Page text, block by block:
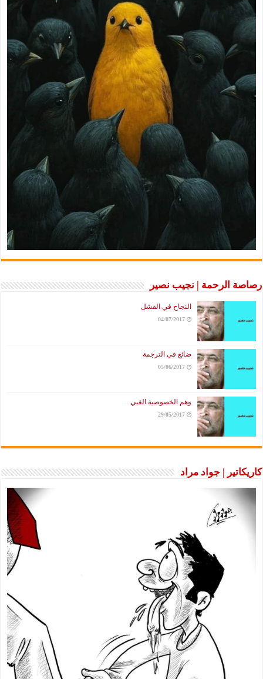
رصاصة الرحمة | نجيب نصير
النجاح في الفشل
04/07/2017
ضائع في الترجمة
05/06/2017
وهم الخصوصية الغبي
29/05/2017
كاريكاتير | جواد مراد